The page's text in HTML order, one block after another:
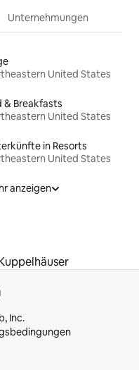
Unternehmungen
United States
& Breakfasts
United States
in Resorts
United States
anzeigen
Inc.